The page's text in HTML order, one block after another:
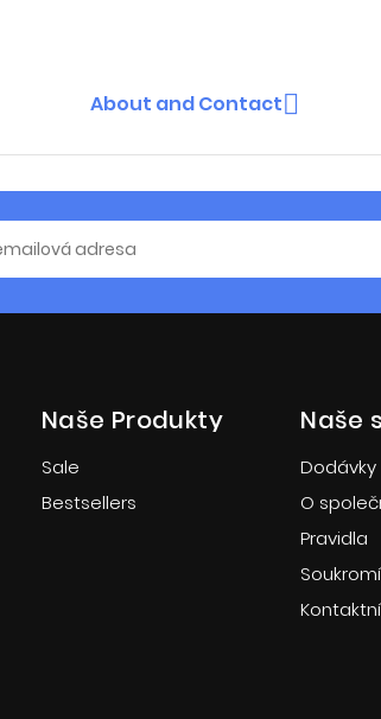
About and Contact
Naše Produkty
Sale
Bestsellers
Naše
Dodávky
O
Pravidla
Soukromí